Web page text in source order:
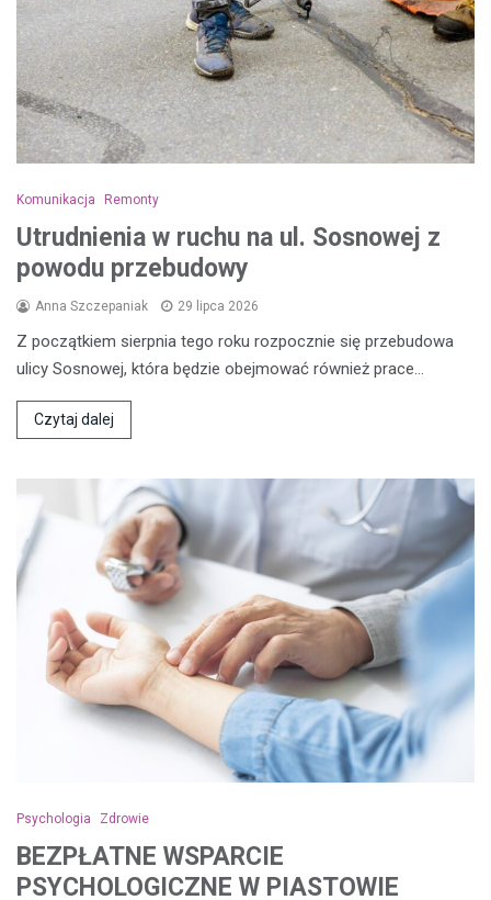
Komunikacja Remonty
Utrudnienia w ruchu na ul. Sosnowej z
powodu przebudowy
Anna Szczepaniak 29 lipca 2026
Z początkiem sierpnia tego roku rozpocznie się przebudowa
ulicy Sosnowej, która będzie obejmować również prace…
Czytaj dalej
Psychologia Zdrowie
BEZPŁATNE WSPARCIE
PSYCHOLOGICZNE W PIASTOWIE